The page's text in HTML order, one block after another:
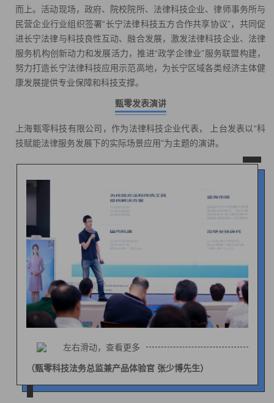
而上。活动现场，政府、院校院所、法律科技企业、律师事务所与
民营企业行业组织签署“长宁法律科技五方合作共享协议”，共同促
进长宁法律与科技良性互动、融合发展，激发法律科技企业、法律
服务机构创新动力和发展活力，推进“政学企律业”服务联盟构建，
努力打造长宁法律科技应用示范高地，为长宁区域各类经济主体健
康发展提供专业保障和科技支撑。
甄零发表演讲
上海甄零科技有限公司，作为法律科技企业代表， 上台发表以“科
技赋能法律服务发展下的实际场景应用”为主题的演讲。
左右滑动，查看更多
（甄零科技法务总监兼产品体验官 张少博先生）